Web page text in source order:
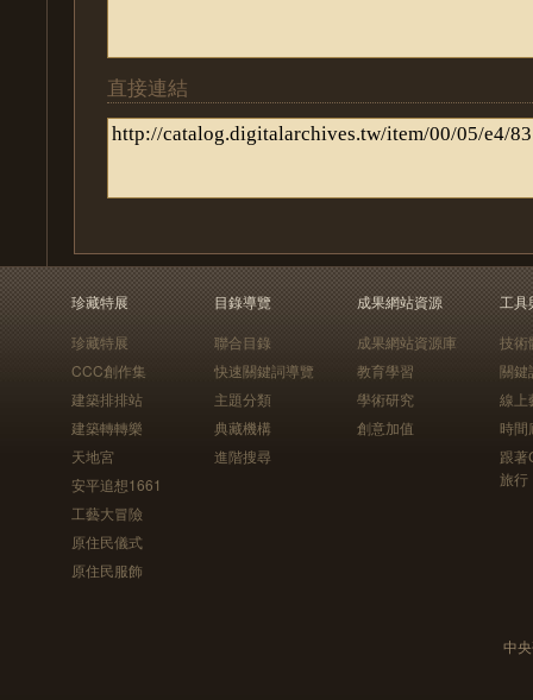
直接連結
珍藏特展
珍藏特展
CCC創作集
建築排排站
建築轉轉樂
天地宮
安平追想1661
工藝大冒險
原住民儀式
原住民服飾
目錄導覽
聯合目錄
快速關鍵詞導覽
主題分類
典藏機構
進階搜尋
成果網站資源
成果網站資源庫
教育學習
學術研究
創意加值
工具
技術
關鍵
線上
時間
跟
旅行
中